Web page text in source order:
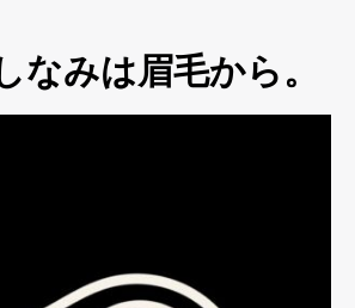
なみは眉毛から。